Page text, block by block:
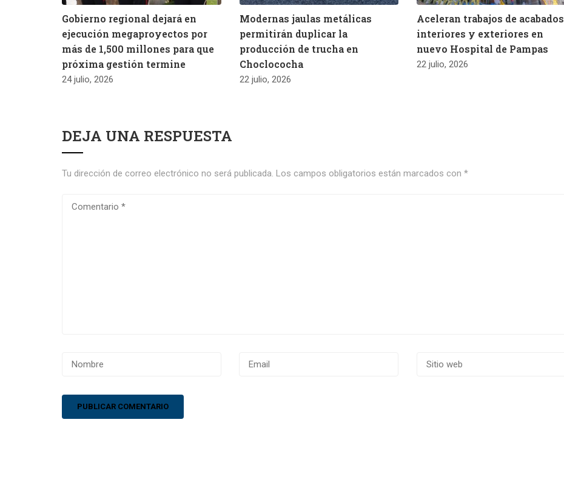
Gobierno regional dejará en
ejecución megaproyectos por
más de 1,500 millones para que
próxima gestión termine
24 julio, 2026
Modernas jaulas metálicas
permitirán duplicar la
producción de trucha en
Choclococha
22 julio, 2026
Aceleran trabajos de acabados
interiores y exteriores en
nuevo Hospital de Pampas
22 julio, 2026
DEJA UNA RESPUESTA
Tu dirección de correo electrónico no será publicada. Los campos obligatorios están marcados con *